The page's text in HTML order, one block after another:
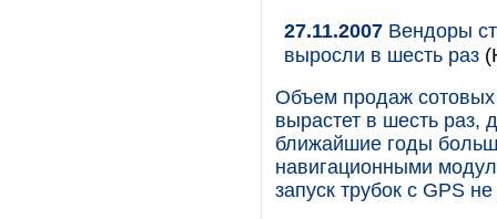
27.11.2007 Вендоры
выросли в шесть раз
Объем продаж сотовых
вырастет в шесть раз,
ближайшие годы
навигационными
запуск трубок с GPS